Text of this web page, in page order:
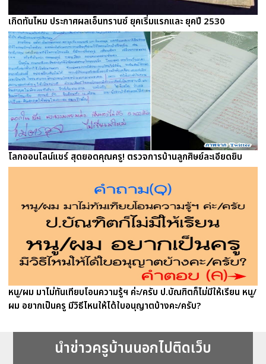
เกิดทันไหม ประกาศผลเอ็นทรานซ์ ยุคเริ่มแรกและ ยุคปี 2530
โลกออนไลน์แชร์ สุดยอดคุณครู! ตรวจการบ้านลูกศิษย์ละเอียดยิบ
หนู/ผม มาไม่ทันเทียบโอนความรู้ฯ ค่ะ/ครับ ป.บัณฑิตก็ไม่มีให้เรียน หนู/
ผม อยากเป็นครู มีวิธีไหนให้ได้ใบอนุญาตบ้างคะ/ครับ?
นำข่าวครูบ้านนอกไปติดเว็บ